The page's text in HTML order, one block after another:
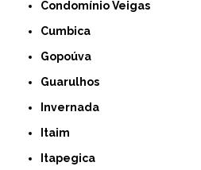
Condomínio Veigas
Cumbica
Gopoúva
Guarulhos
Invernada
Itaim
Itapegica